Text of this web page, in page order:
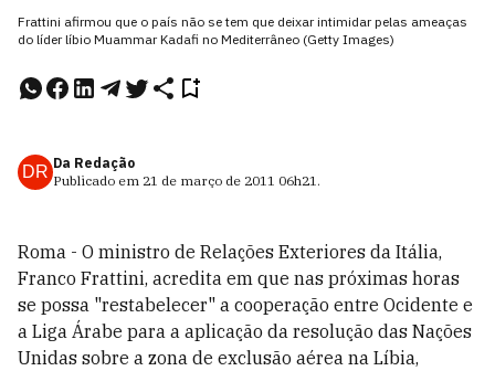
Frattini afirmou que o país não se tem que deixar intimidar pelas ameaças
do líder líbio Muammar Kadafi no Mediterrâneo (Getty Images)
DR Da Redação
Publicado em 21 de março de 2011 06h21.
Roma - O ministro de Relações Exteriores da Itália,
Franco Frattini, acredita em que nas próximas horas
se possa "restabelecer" a cooperação entre Ocidente e
a Liga Árabe para a aplicação da resolução das Nações
Unidas sobre a zona de exclusão aérea na Líbia,